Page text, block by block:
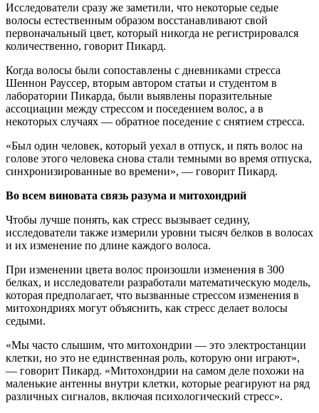
Исследователи сразу же заметили, что некоторые седые
волосы естественным образом восстанавливают свой
первоначальный цвет, который никогда не регистрировался
количественно, говорит Пикард.
Когда волосы были сопоставлены с дневниками стресса
Шеннон Рауссер, вторым автором статьи и студентом в
лаборатории Пикарда, были выявлены поразительные
ассоциации между стрессом и поседением волос, а в
некоторых случаях — обратное поседение с снятием стресса.
«Был один человек, который уехал в отпуск, и пять волос на
голове этого человека снова стали темными во время отпуска,
синхронизированные во времени», — говорит Пикард.
Во всем виновата связь разума и митохондрий
Чтобы лучше понять, как стресс вызывает седину,
исследователи также измерили уровни тысяч белков в волосах
и их изменение по длине каждого волоса.
При изменении цвета волос произошли изменения в 300
белках, и исследователи разработали математическую модель,
которая предполагает, что вызванные стрессом изменения в
митохондриях могут объяснить, как стресс делает волосы
седыми.
«Мы часто слышим, что митохондрии — это электростанции
клетки, но это не единственная роль, которую они играют»,
— говорит Пикард. «Митохондрии на самом деле похожи на
маленькие антенны внутри клетки, которые реагируют на ряд
различных сигналов, включая психологический стресс».